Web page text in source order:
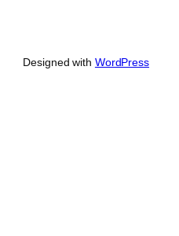
Designed with WordPress